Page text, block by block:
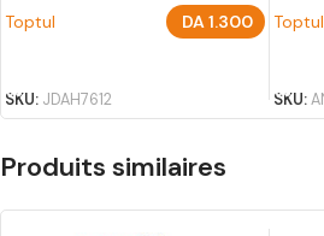
Toptul DA1.300
SKU: JDAH7612
Toptul
SKU:
Produits similaires